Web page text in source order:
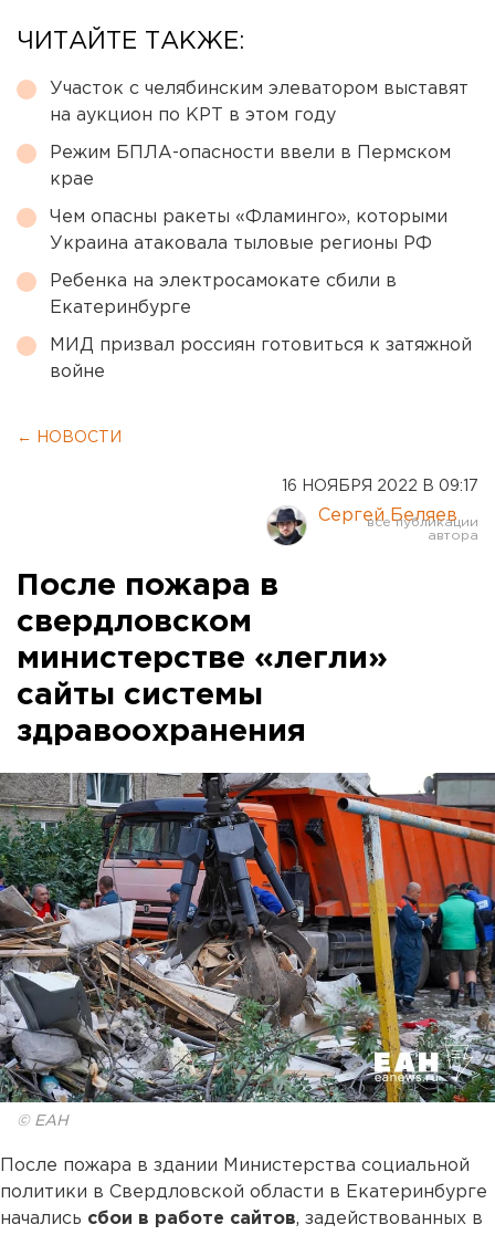
ЧИТАЙТЕ ТАКЖЕ:
Участок с челябинским элеватором выставят
на аукцион по КРТ в этом году
Режим БПЛА-опасности ввели в Пермском
крае
Чем опасны ракеты «Фламинго», которыми
Украина атаковала тыловые регионы РФ
Ребенка на электросамокате сбили в
Екатеринбурге
МИД призвал россиян готовиться к затяжной
войне
← НОВОСТИ
16 НОЯБРЯ 2022 В 09:17
Сергей Беляев
После пожара в
свердловском
министерстве «легли»
сайты системы
здравоохранения
© ЕАН
После пожара в здании Министерства социальной
политики в Свердловской области в Екатеринбурге
начались сбои в работе сайтов, задействованных в